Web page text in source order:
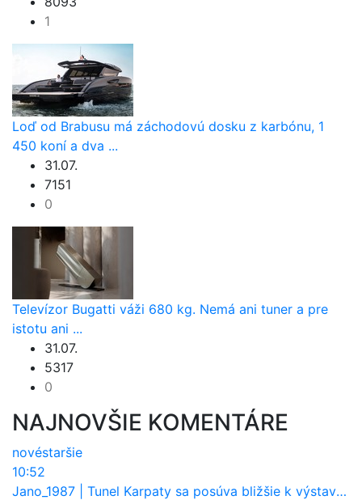
1
Loď od Brabusu má záchodovú dosku z karbónu, 1
450 koní a dva ...
31.07.
7151
0
Televízor Bugatti váži 680 kg. Nemá ani tuner a pre
istotu ani ...
31.07.
5317
0
NAJNOVŠIE KOMENTÁRE
novéstaršie
10:52
Jano_1987
Tunel Karpaty sa posúva bližšie k výstavbe. NDS urobila dôležitý krok